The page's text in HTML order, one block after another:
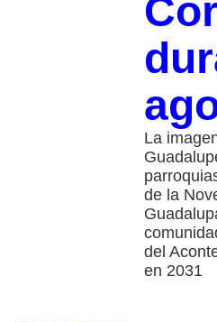
La
de la
del
en 2031